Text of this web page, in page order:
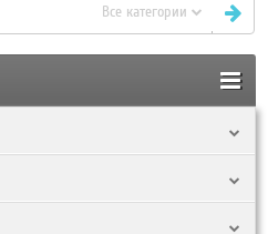
Все категории